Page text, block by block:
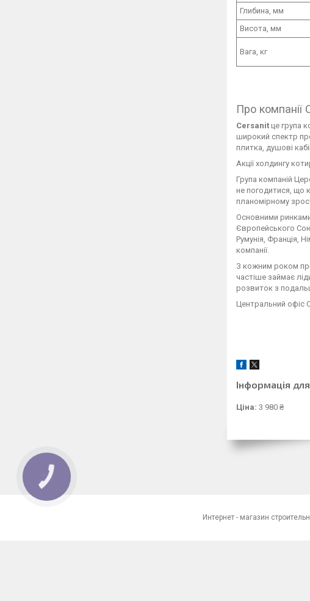
Глибина, мм
Висота, мм
Вага, кг
Про компанії
Cersanit це група
широкий спектр
плитка, душові
Акції холдингу
Група компаній
не погодитися, що
планомірному
Основними
Європейського
Румунія, Франція,
компанії.
З кожним роком
частіше займає
розвиток з
Центральний офіс
Інформація
Ціна: 3 980 ₴
КНОПКА
ЗВ'ЯЗКУ